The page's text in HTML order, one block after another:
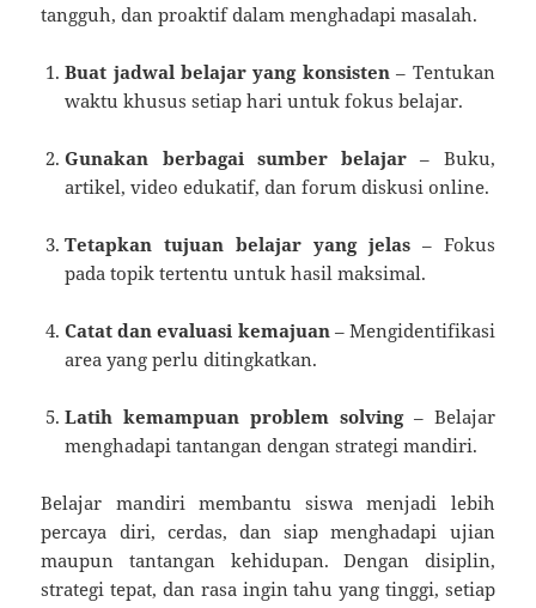
tangguh, dan proaktif dalam menghadapi masalah.
Buat jadwal belajar yang konsisten– Tentukan
waktu khusus setiap hari untuk fokus belajar.
Gunakan berbagai sumber belajar – Buku,
artikel, video edukatif, dan forum diskusi online.
Tetapkan tujuan belajar yang jelas– Fokus
pada topik tertentu untuk hasil maksimal.
Catat dan evaluasi kemajuan– Mengidentifikasi
area yang perlu ditingkatkan.
Latih kemampuan problem solving– Belajar
menghadapi tantangan dengan strategi mandiri.
Belajar mandiri membantu siswa menjadi lebih
percaya diri, cerdas, dan siap menghadapi ujian
maupun tantangan kehidupan. Dengan disiplin,
strategi tepat, dan rasa ingin tahu yang tinggi, setiap